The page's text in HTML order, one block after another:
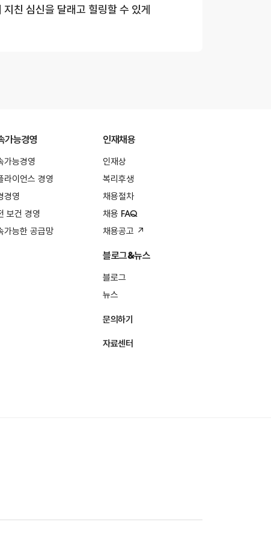
친 심신을 달래고 힐링할 수 있게
가능경영
가능경영
라이언스 경영
경영
보건 경영
가능한 공급망
인재채용
인재상
복리후생
채용절차
채용 FAQ
채용공고 ↗
블로그&뉴스
블로그
뉴스
문의하기
자료센터